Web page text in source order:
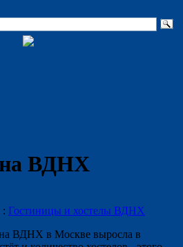
ВДНХ
: Гостиницы и хостелы ВДНХ
ВДНХ в Москве выросла в